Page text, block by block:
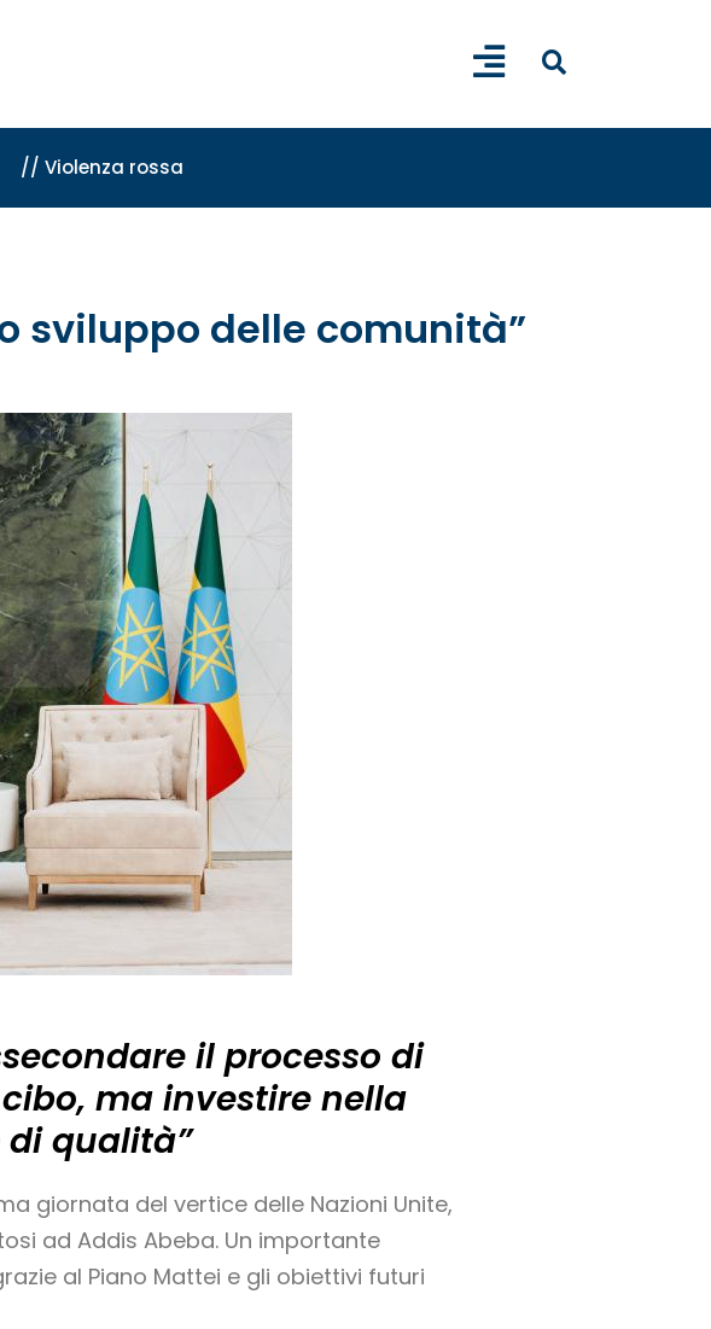
// Violenza rossa
sviluppo delle comunità”
il processo di
ma investire nella
di qualità”
giornata del vertice delle Nazioni Unite,
ad Addis Abeba. Un importante
al Piano Mattei e gli obiettivi futuri